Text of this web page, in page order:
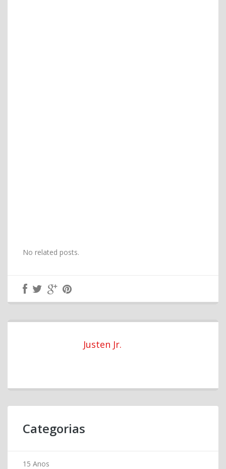
No related posts.
Justen Jr.
Categorias
15 Anos